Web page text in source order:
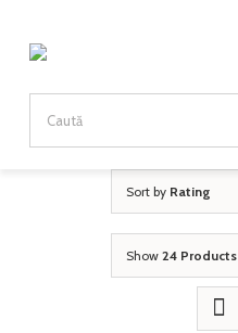
content
Home
Search
for:
Sort by Rating
Show 24 Products